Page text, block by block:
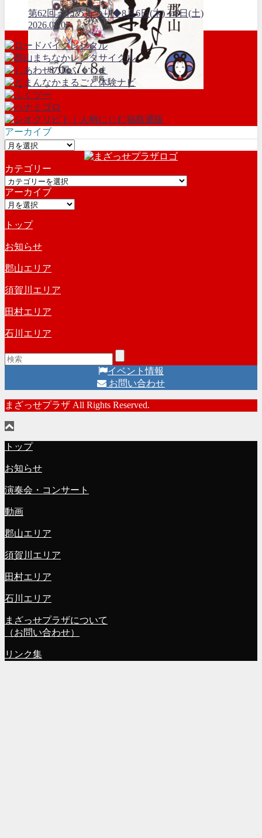
第62回うねめまつり◆8月6日(木)～8日(土)
2026.08.07
アーカイブ
ア
カ
イ
ブ
カテゴリー
カ
テ
ゴ
ー
アーカイブ
ア
カ
イ
ブ
トップ
お知らせ
郡山エリア
須賀川エリア
田村エリア
石川エリア
イベント情報
お問い合わせ
まざっせプラザ All Rights Reserved.
トップ
お知らせ
演奏会・コンサート
動画
郡山エリア
須賀川エリア
田村エリア
石川エリア
まざっせプラザについて
（お問い合わせ）
リンク集